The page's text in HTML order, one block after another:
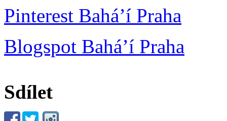
Pinterest Bahá’í Praha
Blogspot Bahá’í Praha
Sdílet